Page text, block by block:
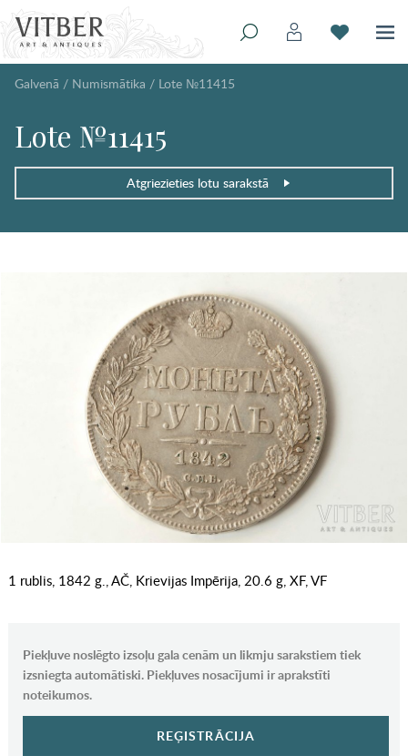
Galvenā / Numismātika / Lote №11415
Lote №11415
Atgriezieties lotu sarakstā
1 rublis, 1842 g., AČ, Krievijas Impērija, 20.6 g, XF, VF
Piekļuve noslēgto izsoļu gala cenām un likmju sarakstiem tiek
izsniegta automātiski. Piekļuves nosacījumi ir aprakstīti
noteikumos.
REĢISTRĀCIJA